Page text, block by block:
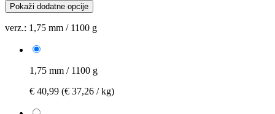
Pokaži dodatne opcije
verz.: 1,75 mm / 1100 g
1,75 mm / 1100 g
€ 40,99 (€ 37,26 / kg)